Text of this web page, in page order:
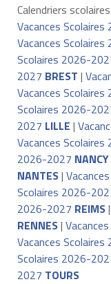
Calendriers
Vacances
Vacances
Scolaires 2026-
2027 BREST |
Vacances
Scolaires 2026-
2027 LILLE |
Vacances
2026-2027 NANCY
NANTES|
Scolaires 2026-
2026-2027 REIMS|
RENNES|
Vacances
Scolaires 2026-
2027 TOURS